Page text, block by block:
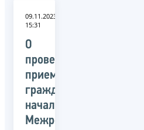
09.11.2023
15:31
О
проведении
приема
граждан
начальником
Межрегиональной